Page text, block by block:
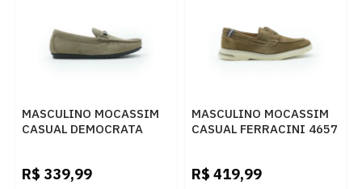
MASCULINO MOCASSIM
CASUAL DEMOCRATA
R$ 339,99
MASCULINO MOCASSIM
CASUAL FERRACINI 4657
R$ 419,99